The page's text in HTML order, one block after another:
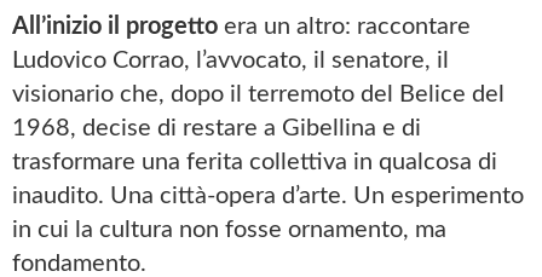
All’inizio il progetto era un altro: raccontare
Ludovico Corrao, l’avvocato, il senatore, il
visionario che, dopo il terremoto del Belice del
1968, decise di restare a Gibellina e di
trasformare una ferita collettiva in qualcosa di
inaudito. Una città-opera d’arte. Un esperimento
in cui la cultura non fosse ornamento, ma
fondamento.